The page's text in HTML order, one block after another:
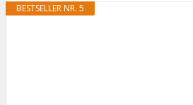
BESTSELLER NR. 5